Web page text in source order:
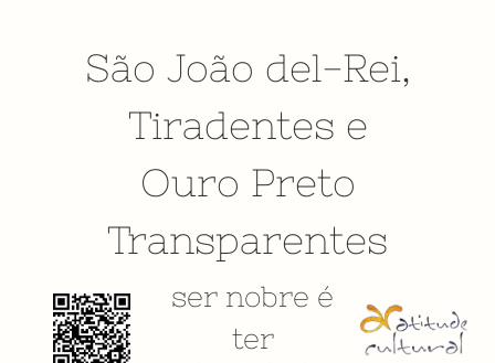
São João del-Rei,
Tiradentes e
Ouro Preto
Transparentes
ser nobre é
ter